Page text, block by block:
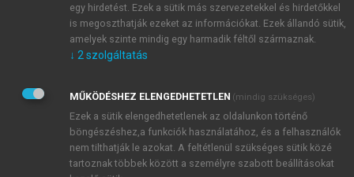
Kérek értesítést a MeRSZ újdonságairól, akcióiról.
Kérek értesítést az Akadémiai Kiadó Zrt. újdonságairól,
Adatkezelési tájékoztatóbanfoglaltakat tudomásul
veszem és elfogadom.
Általános vásárlási feltételeket, valamint a szotar.netés a
mersz.huoldalak licencszerződéseiben foglaltakat
tudomásul veszem és elfogadom.
egy hirdetést. Ezek a sütik más szervezetekkel és hirdetőkkel
is megoszthatják ezeket az információkat. Ezek állandó sütik,
amelyek szinte mindig egy harmadik féltől származnak.
↓ 2 szolgáltatás
MŰKÖDÉSHEZ ELENGEDHETETLEN (mindig szükséges)
Ezek a sütik elengedhetetlenek az oldalunkon történő
böngészéshez,a funkciók használatához, és a felhasználók
nem tilthatják le azokat. A feltétlenül szükséges sütik közé
tartoznak többek között a személyre szabott beállításokat